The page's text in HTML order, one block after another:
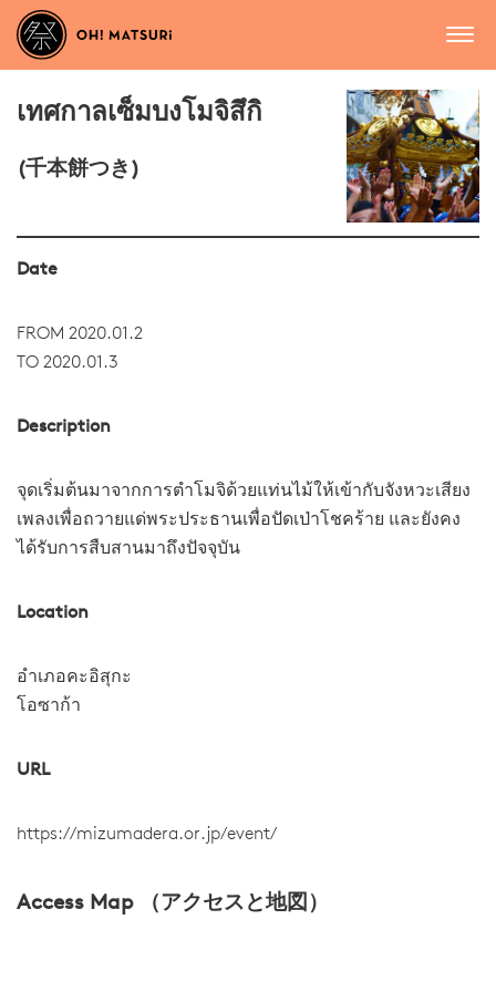
เทศกาลเซ็มบงโมจิสึกิ
(千本餅つき)
Date
FROM 2020.01.2
TO 2020.01.3
Description
จุดเริ่มต้นมาจากการตำโมจิด้วยแท่นไม้ให้เข้ากับจังหวะเสียง
เพลงเพื่อถวายแด่พระประธานเพื่อปัดเป่าโชคร้าย และยังคง
ได้รับการสืบสานมาถึงปัจจุบัน
Location
อำเภอคะอิสุกะ
โอซาก้า
URL
https://mizumadera.or.jp/event/
Access Map （アクセスと地図）